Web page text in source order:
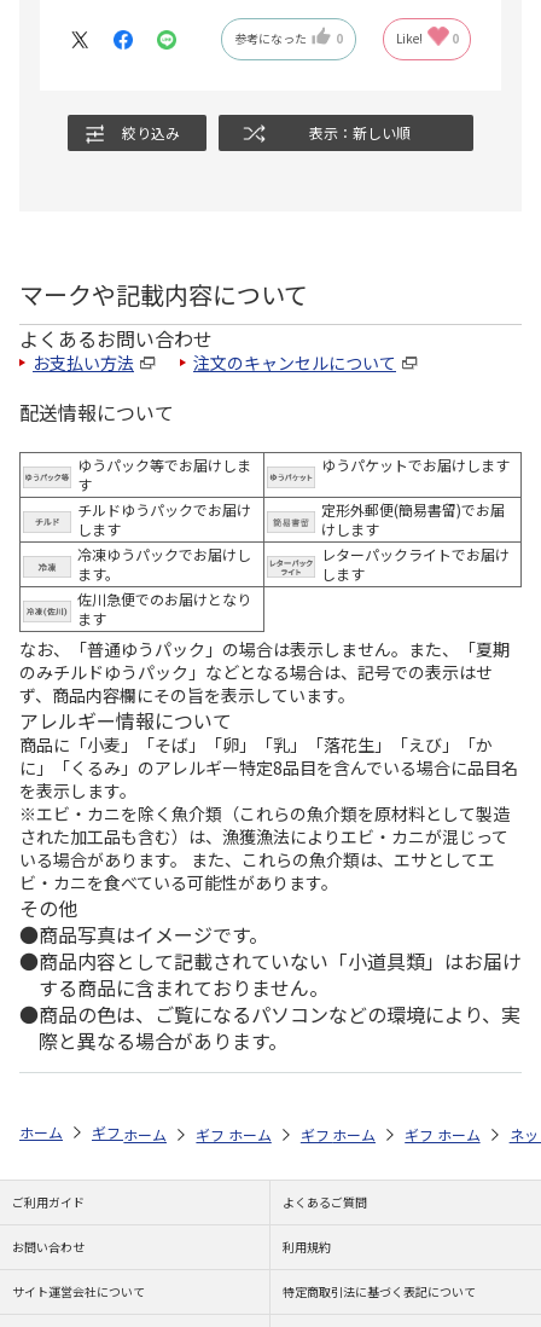
参考になった 0 Like! 0
絞り込み 表示：新しい順
マークや記載内容について
よくあるお問い合わせ
お支払い方法 注文のキャンセルについて
配送情報について
ゆうパック等でお届けしま
す
ゆうパケットでお届けします
チルドゆうパックでお届け
します
定形外郵便(簡易書留)でお届
けします
冷凍ゆうパックでお届けし
ます。
レターパックライトでお届け
します
佐川急便でのお届けとなり
ます
なお、「普通ゆうパック」の場合は表示しません。また、「夏期
のみチルドゆうパック」などとなる場合は、記号での表示はせ
ず、商品内容欄にその旨を表示しています。
アレルギー情報について
商品に「小麦」「そば」「卵」「乳」「落花生」「えび」「か
に」「くるみ」のアレルギー特定8品目を含んでいる場合に品目名
を表示します。
※エビ・カニを除く魚介類（これらの魚介類を原材料として製造
された加工品も含む）は、漁獲漁法によりエビ・カニが混じって
いる場合があります。 また、これらの魚介類は、エサとしてエ
ビ・カニを食べている可能性があります。
その他
商品写真はイメージです。
商品内容として記載されていない「小道具類」はお届け
する商品に含まれておりません。
商品の色は、ご覧になるパソコンなどの環境により、実
際と異なる場合があります。
ホーム ギフトストア お中元・夏ギフト特集 2026 お菓子・スイーツ
ホーム ギフトストア お中元・夏ギフト特集 2026
ホーム ギフトストア お中元・夏ギフト
ホーム ギフトストア お
ホーム ネ
ご利用ガイド よくあるご質問
お問い合わせ 利用規約
サイト運営会社について 特定商取引法に基づく表記について